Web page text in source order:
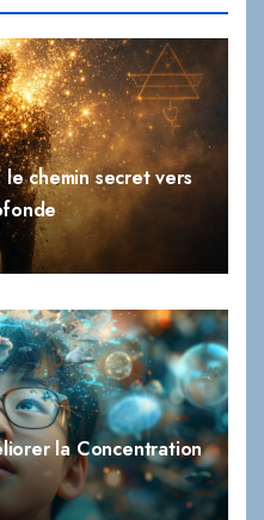
le chemin secret vers
la Concentration